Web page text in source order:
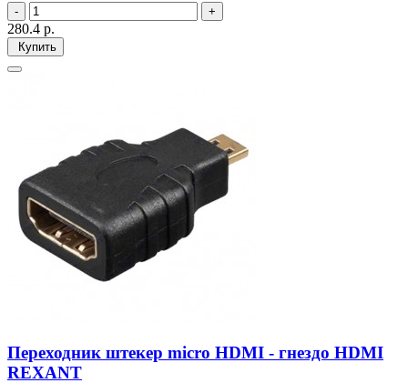
280.4 р.
Купить
Переходник штекер micro HDMI - гнездо HDMI
REXANT